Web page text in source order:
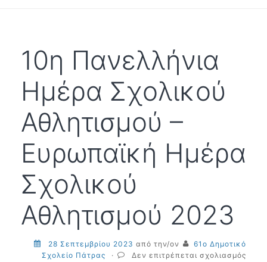
10η Πανελλήνια
Ημέρα Σχολικού
Αθλητισμού –
Ευρωπαϊκή Ημέρα
Σχολικού
Αθλητισμού 2023
28 Σεπτεμβρίου 2023 από την/ον
61ο Δημοτικό
Σχολείο Πάτρας
· Δεν επιτρέπεται σχολιασμός